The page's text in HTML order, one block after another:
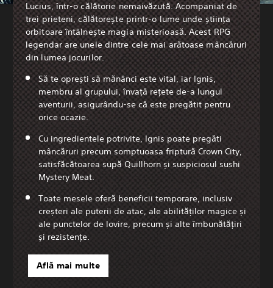
Lucius, într-o călătorie nemaivăzută. Acompaniat de
trei prieteni, călătorește printr-o lume unde știința
orbitoare întâlnește magia misterioasă. Acest RPG
legendar are unele dintre cele mai arătoase mâncăruri
din lumea jocurilor.
Să te oprești să mănânci este vital, iar Ignis,
membru al grupului, învață rețete de-a lungul
aventurii, asigurându-se că este pregătit pentru
orice ocazie.
Cu ingredientele potrivite, Ignis poate pregăti
mâncăruri precum somptuoasa friptură Crown City,
satisfăcătoarea supă Quillhorn și suspiciosul sushi
Mystery Meat.
Toate mesele oferă beneficii temporare, inclusiv
creșteri ale puterii de atac, ale abilităților magice și
ale punctelor de lovire, precum și alte îmbunătățiri
și rezistențe.
Află mai multe